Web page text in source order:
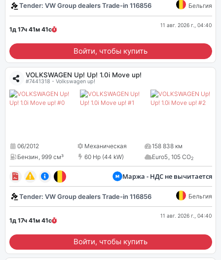
Tender: VW Group dealers Trade-in 116856 Бельгия
1д 17ч 41м 41с
11 авг. 2026 г., 04:40
Войти, чтобы купить
VOLKSWAGEN Up! Up! 1.0i Move up!
#7441318 - Volkswagen up!
06/2012 Механическая
158 838 км
Бензин, 999 см³ 60 Hp (44 kW) Euro5, 105 CO2
Маржа - НДС не вычитается
Tender: VW Group dealers Trade-in 116856 Бельгия
1д 17ч 41м 41с
11 авг. 2026 г., 04:40
Войти, чтобы купить